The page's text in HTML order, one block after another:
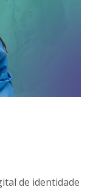
de identidade